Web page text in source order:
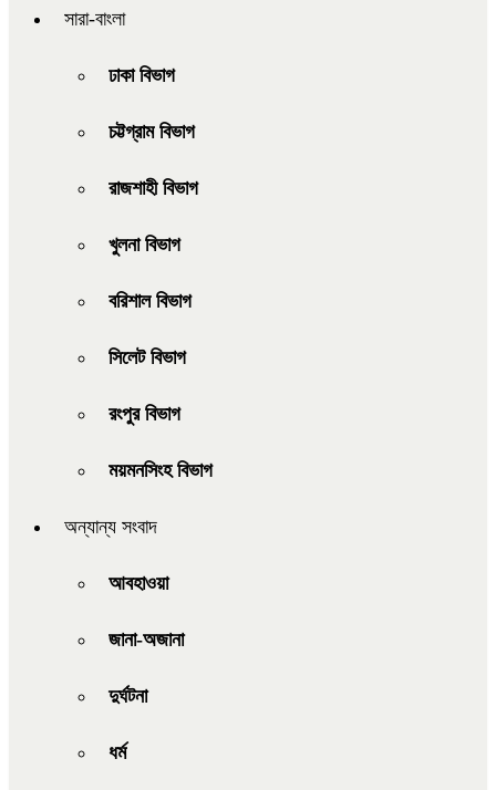
সারা-বাংলা
ঢাকা বিভাগ
চট্টগ্রাম বিভাগ
রাজশাহী বিভাগ
খুলনা বিভাগ
বরিশাল বিভাগ
সিলেট বিভাগ
রংপুর বিভাগ
ময়মনসিংহ বিভাগ
অন্যান্য সংবাদ
আবহাওয়া
জানা-অজানা
দুর্ঘটনা
ধর্ম